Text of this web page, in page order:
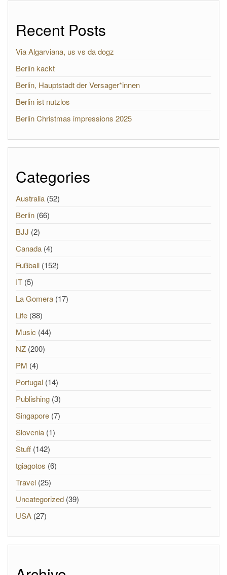
Recent Posts
Via Algarviana, us vs da dogz
Berlin kackt
Berlin, Hauptstadt der Versager*innen
Berlin ist nutzlos
Berlin Christmas impressions 2025
Categories
Australia (52)
Berlin (66)
BJJ (2)
Canada (4)
Fußball (152)
IT (5)
La Gomera (17)
Life (88)
Music (44)
NZ (200)
PM (4)
Portugal (14)
Publishing (3)
Singapore (7)
Slovenia (1)
Stuff (142)
tgiagotos (6)
Travel (25)
Uncategorized (39)
USA (27)